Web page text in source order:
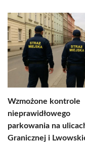
Wzmożone kontrole
nieprawidłowego
parkowania na
Granicznej i